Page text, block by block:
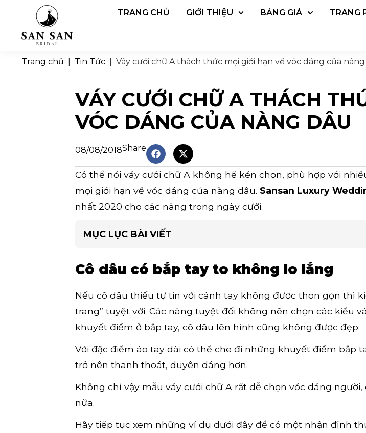
TRANG CHỦ GIỚI THIỆU BẢNG GIÁ TRANG
Trang chủ Tin Tức Váy cưới chữ A thách thức mọi giới hạn về vóc dáng của
VÁY CƯỚI CHỮ A THÁCH
VÓC DÁNG CỦA NÀNG DÂU
08/08/2018Share
Có thể nói váy cưới chữ A không hề kén chọn, phù hợp với
mọi giới hạn về vóc dáng của nàng dâu. Sansan Luxury
nhất 2020 cho các nàng trong ngày cưới.
MỤC LỤC BÀI VIẾT
Cô dâu có bắp tay to không lo lắng
Nếu cô dâu thiếu tự tin với cánh tay không được thon gọn thì
trang” tuyệt vời. Các nàng tuyệt đối không nên chọn các kiểu
khuyết điểm ở bắp tay, cô dâu lên hình cũng không được đẹp.
Với đặc điểm áo tay dài có thể che đi những khuyết điểm bắp
trở nên thanh thoát, duyên dáng hơn.
Không chỉ vậy mẫu váy cưới chữ A rất dễ chọn vóc dáng
nữa.
Hãy tiếp tục xem những ví dụ dưới đây để có một nhận định